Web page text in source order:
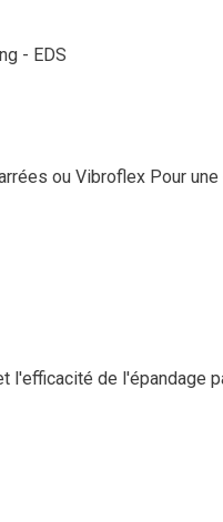
- EDS
ou Vibroflex Pour
l'efficacité de l'épandage